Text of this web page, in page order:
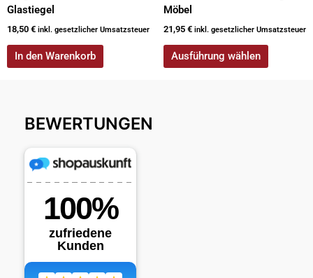
Glastiegel
18,50 € inkl. gesetzlicher Umsatzsteuer
In den Warenkorb
Möbel
21,95 € inkl. gesetzlicher Umsatzsteuer
Ausführung wählen
BEWERTUNGEN